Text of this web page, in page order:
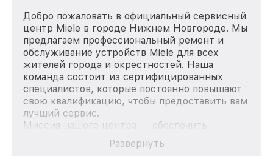
Добро пожаловать в официальный сервисный
центр Miele в городе Нижнем Новгороде. Мы
предлагаем профессиональный ремонт и
обслуживание устройств Miele для всех
жителей города и окрестностей. Наша
команда состоит из сертифицированных
специалистов, которые постоянно повышают
свою квалификацию, чтобы предоставить вам
лучший сервис.
Миссия нашего центра — обеспечить
качественный и доступный ремонт для
каждого пользователя продукции Miele, вне
Развернуть